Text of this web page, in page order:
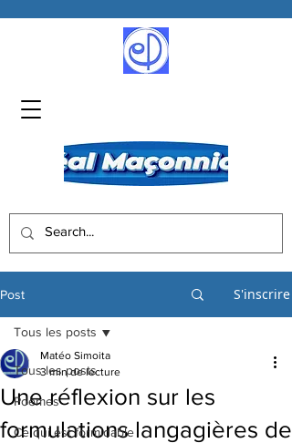
Post S'inscrire
Tous les posts
Poèmes
Ce qui est formidable
Tous les posts
Une réflexion sur les
formulations langagières de
Matéo Simoita
3 min de lecture